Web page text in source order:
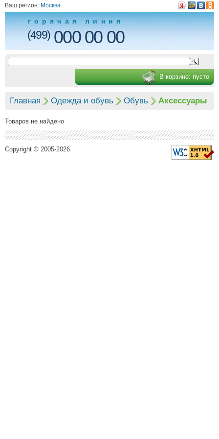
Ваш регион: Москва
горячая линия
(499)000 00 00
В корзине: пусто
Главная Одежда и обувь Обувь Аксессуары
Товаров не найдено
Copyright © 2005-2026